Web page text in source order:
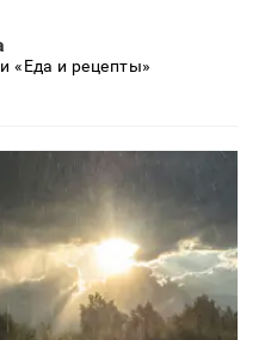
«Еда и рецепты»